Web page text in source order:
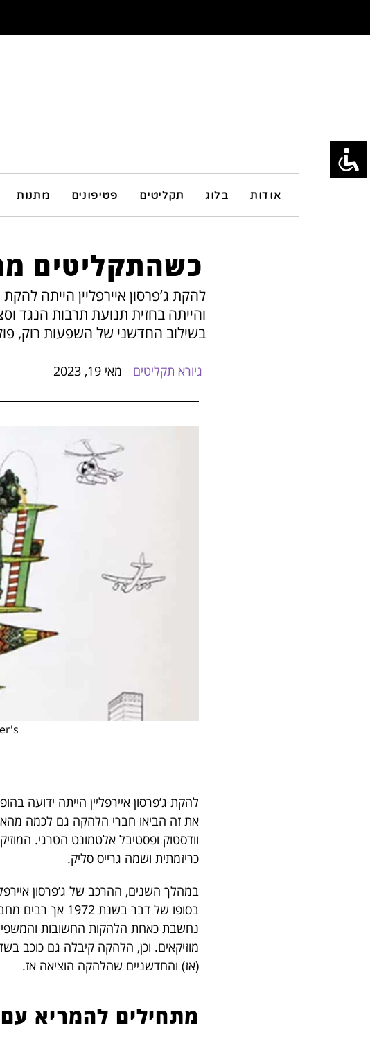
אודות בלוג תקליטים פטיפונים מתנות
כשהתקליטים
בשילוב החדשני של השפעות רוק,
גיורא תקליטים מאי 19, 2023
להקת ג’פרסון איירפליין הייתה ידועה
את זה הביאו חברי הלהקה גם לכמה
וודסטוק ופסטיבל אלטמונט הטרגי.
כריזמתית ושמה גרייס סליק.
במהלך השנים, ההרכב של ג’פרסון
בסופו של דבר
מוזיקאים. וכן, הלהקה קיבלה גם כוכב
(אז) והחדשניים שהלהקה הוציאה אז.
מתחילים להמריא